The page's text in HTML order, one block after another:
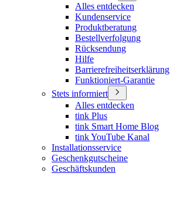
Alles entdecken
Kundenservice
Produktberatung
Bestellverfolgung
Rücksendung
Hilfe
Barrierefreiheitserklärung
Funktioniert-Garantie
Stets informiert
Alles entdecken
tink Plus
tink Smart Home Blog
tink YouTube Kanal
Installationsservice
Geschenkgutscheine
Geschäftskunden